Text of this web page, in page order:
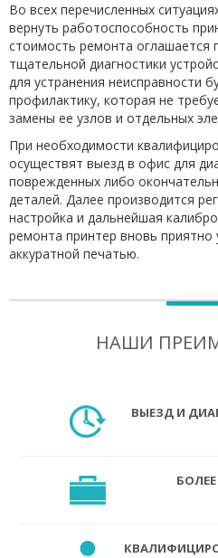
Во всех перечисленных
вернуть работоспособность
стоимость ремонта оглашается
тщательной диагностики
для устранения неисправности
профилактику, которая не
замены ее узлов и отдельных
При необходимости
осуществят выезд в офис для
поврежденных либо
деталей. Далее производится
настройка и дальнейшая
ремонта принтер вновь приятно
аккуратной печатью.
НАШИ
ВЫЕЗД И